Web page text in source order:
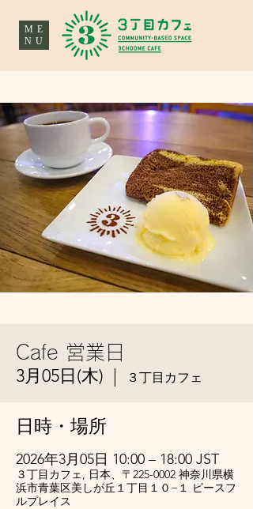
ME
NU
Cafe 営業日
3月05日(木) ３丁目カフェ
日時・場所
2026年3月05日 10:00 – 18:00 JST
３丁目カフェ, 日本、〒225-0002 神奈川県横
浜市青葉区美しが丘１丁目１０−１ ピースフ
ルプレイス